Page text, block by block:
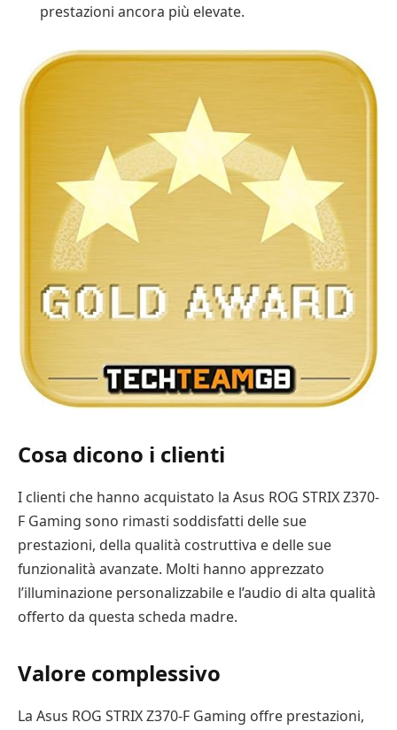
prestazioni ancora più elevate.
Cosa dicono i clienti
I clienti che hanno acquistato la Asus ROG STRIX Z370-
F Gaming sono rimasti soddisfatti delle sue
prestazioni, della qualità costruttiva e delle sue
funzionalità avanzate. Molti hanno apprezzato
l’illuminazione personalizzabile e l’audio di alta qualità
offerto da questa scheda madre.
Valore complessivo
La Asus ROG STRIX Z370-F Gaming offre prestazioni,